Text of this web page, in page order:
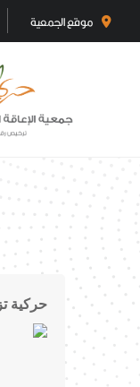
موقع الجمعية
حركية